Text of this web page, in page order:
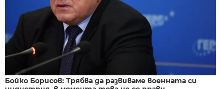
Бойко Борисов: Трябва да развиваме военната си